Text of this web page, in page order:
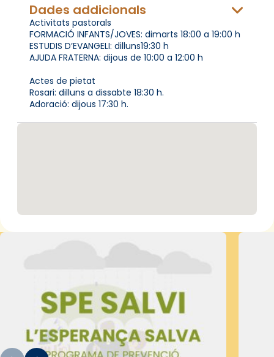
Dades addicionals
Activitats pastorals
FORMACIÓ INFANTS/JOVES: dimarts 18:00 a 19:00 h
ESTUDIS D’EVANGELI: dilluns19:30 h
AJUDA FRATERNA: dijous de 10:00 a 12:00 h
Actes de pietat
Rosari: dilluns a dissabte 18:30 h.
Adoració: dijous 17:30 h.